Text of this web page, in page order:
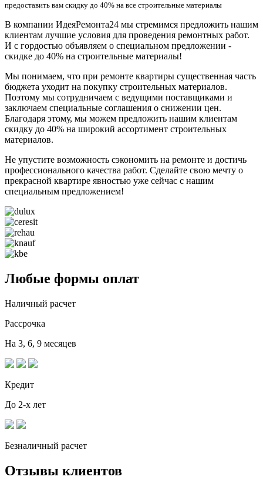
предоставить вам скидку до 40% на все строительные материалы
В компании ИдеяРемонта24 мы стремимся предложить нашим
клиентам лучшие условия для проведения ремонтных работ.
И с гордостью объявляем о специальном предложении -
скидке до 40% на строительные материалы!
Мы понимаем, что при ремонте квартиры существенная часть
бюджета уходит на покупку строительных материалов.
Поэтому мы сотрудничаем с ведущими поставщиками и
заключаем специальные соглашения о снижении цен.
Благодаря этому, мы можем предложить нашим клиентам
скидку до 40% на широкий ассортимент строительных
материалов.
Не упустите возможность сэкономить на ремонте и достичь
профессионального качества работ. Сделайте свою мечту о
прекрасной квартире явностью уже сейчас с нашим
специальным предложением!
Любые формы оплат
Наличный расчет
Рассрочка
На 3, 6, 9 месяцев
Кредит
До 2-х лет
Безналичный расчет
Отзывы клиентов